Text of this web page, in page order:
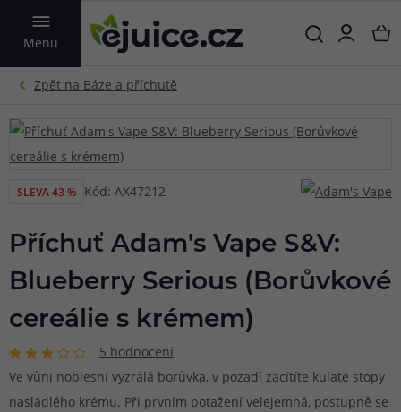
Menu
VYHLEDAT
SLEVA 43 % Kód: AX47212
Příchuť Adam's Vape S&V:
Blueberry Serious (Borůvkové
cereálie s krémem)
5 hodnocení
Ve vůni noblesní vyzrálá borůvka, v pozadí zacítíte kulaté stopy
nasládlého krému. Při prvním potažení velejemná, postupně se